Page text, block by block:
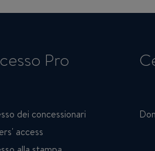
Pro
dei concessionari
access